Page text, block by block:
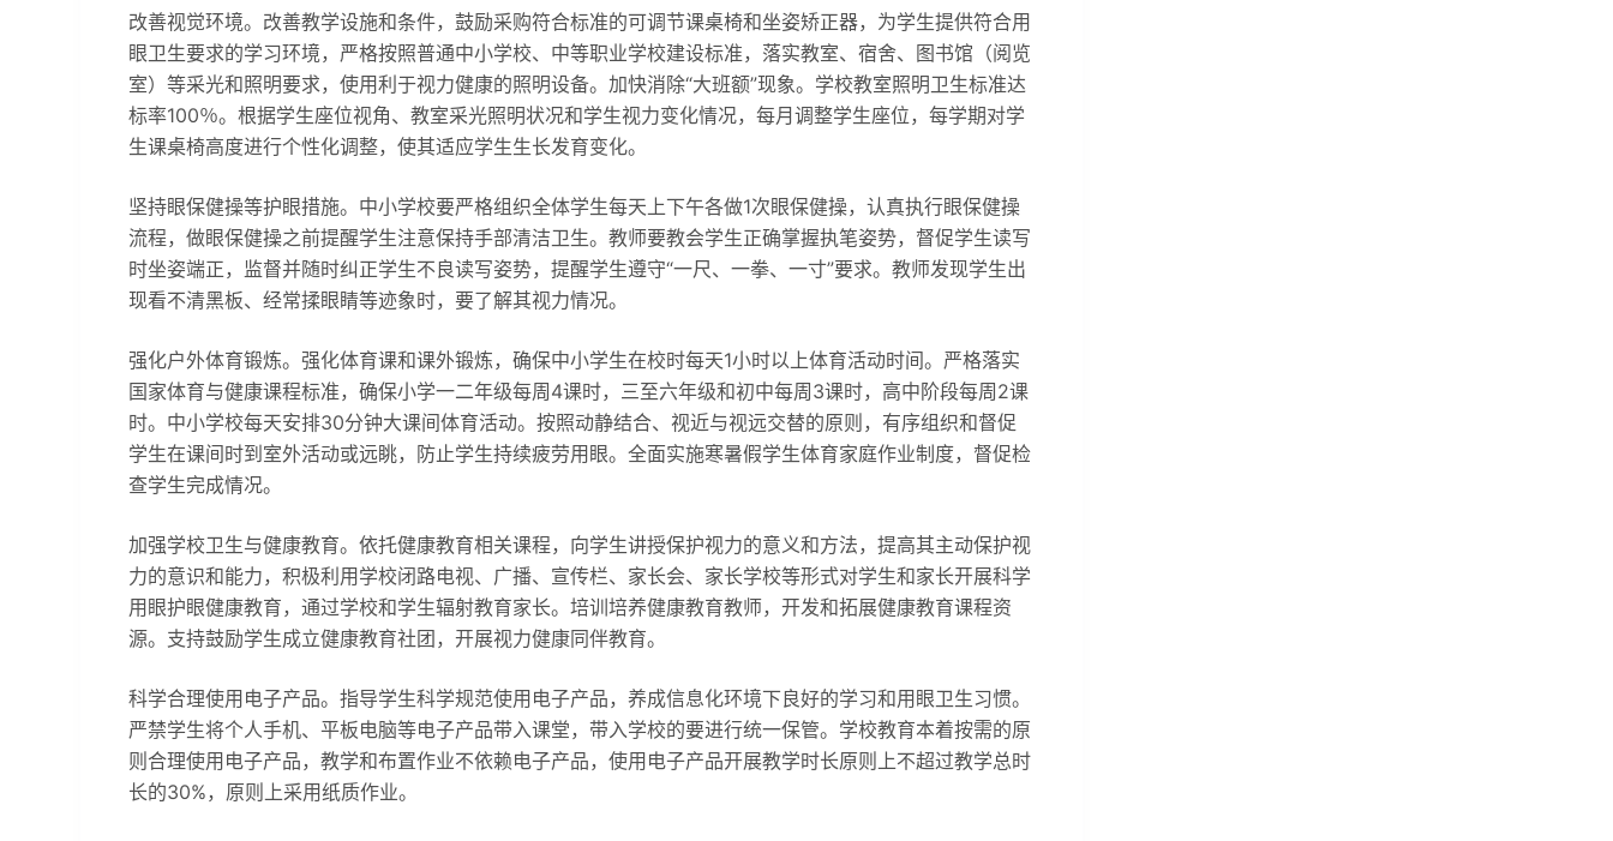
改善视觉环境。改善教学设施和条件，鼓励采购符合标准的可调节课桌椅和坐姿矫正器，为学生提供符合用
眼卫生要求的学习环境，严格按照普通中小学校、中等职业学校建设标准，落实教室、宿舍、图书馆（阅览
室）等采光和照明要求，使用利于视力健康的照明设备。加快消除“大班额”现象。学校教室照明卫生标准达
标率100％。根据学生座位视角、教室采光照明状况和学生视力变化情况，每月调整学生座位，每学期对学
生课桌椅高度进行个性化调整，使其适应学生生长发育变化。
坚持眼保健操等护眼措施。中小学校要严格组织全体学生每天上下午各做1次眼保健操，认真执行眼保健操
流程，做眼保健操之前提醒学生注意保持手部清洁卫生。教师要教会学生正确掌握执笔姿势，督促学生读写
时坐姿端正，监督并随时纠正学生不良读写姿势，提醒学生遵守“一尺、一拳、一寸”要求。教师发现学生出
现看不清黑板、经常揉眼睛等迹象时，要了解其视力情况。
强化户外体育锻炼。强化体育课和课外锻炼，确保中小学生在校时每天1小时以上体育活动时间。严格落实
国家体育与健康课程标准，确保小学一二年级每周4课时，三至六年级和初中每周3课时，高中阶段每周2课
时。中小学校每天安排30分钟大课间体育活动。按照动静结合、视近与视远交替的原则，有序组织和督促
学生在课间时到室外活动或远眺，防止学生持续疲劳用眼。全面实施寒暑假学生体育家庭作业制度，督促检
查学生完成情况。
加强学校卫生与健康教育。依托健康教育相关课程，向学生讲授保护视力的意义和方法，提高其主动保护视
力的意识和能力，积极利用学校闭路电视、广播、宣传栏、家长会、家长学校等形式对学生和家长开展科学
用眼护眼健康教育，通过学校和学生辐射教育家长。培训培养健康教育教师，开发和拓展健康教育课程资
源。支持鼓励学生成立健康教育社团，开展视力健康同伴教育。
科学合理使用电子产品。指导学生科学规范使用电子产品，养成信息化环境下良好的学习和用眼卫生习惯。
严禁学生将个人手机、平板电脑等电子产品带入课堂，带入学校的要进行统一保管。学校教育本着按需的原
则合理使用电子产品，教学和布置作业不依赖电子产品，使用电子产品开展教学时长原则上不超过教学总时
长的30%，原则上采用纸质作业。